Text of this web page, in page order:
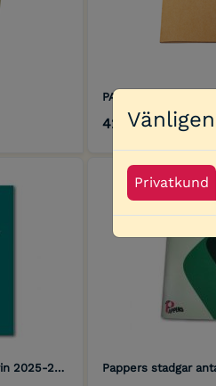
Privatkund
PAPPERS-MAPP, A4
42,50 kr
Massa och pappersindustrin 2025-2027